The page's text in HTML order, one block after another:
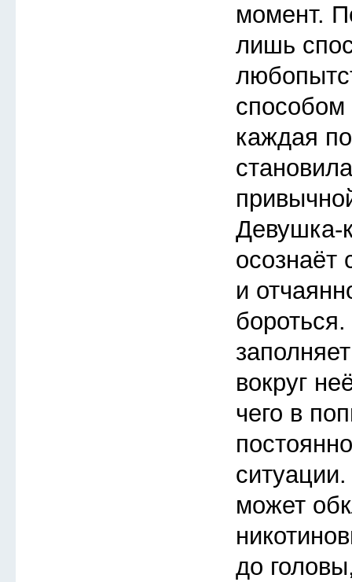
момент.
лишь
способом
каждая
Девушка-
осознаёт
и
вокруг
чего в
может
до